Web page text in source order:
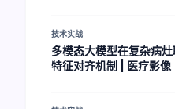
技术实战
多模态大模型在复杂病
特征对齐机制 | 医疗影像